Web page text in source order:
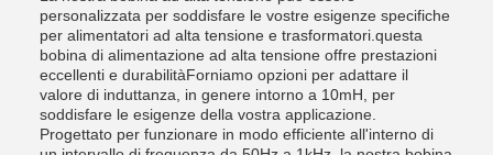
personalizzata per soddisfare le vostre esigenze specifiche
per alimentatori ad alta tensione e trasformatori.questa
bobina di alimentazione ad alta tensione offre prestazioni
eccellenti e durabilitàForniamo opzioni per adattare il
valore di induttanza, in genere intorno a 10mH, per
soddisfare le esigenze della vostra applicazione.
Progettato per funzionare in modo efficiente all'interno di